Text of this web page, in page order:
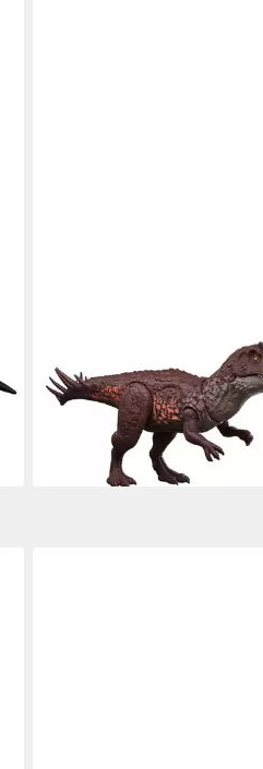
ab 22,99 €
lieferbar - in 1-2 Werktagen bei dir